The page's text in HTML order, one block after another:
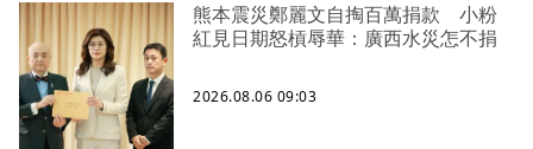
熊本震災鄭麗文自掏百萬捐款 小粉
紅見日期怒槓辱華：廣西水災怎不捐
2026.08.06 09:03